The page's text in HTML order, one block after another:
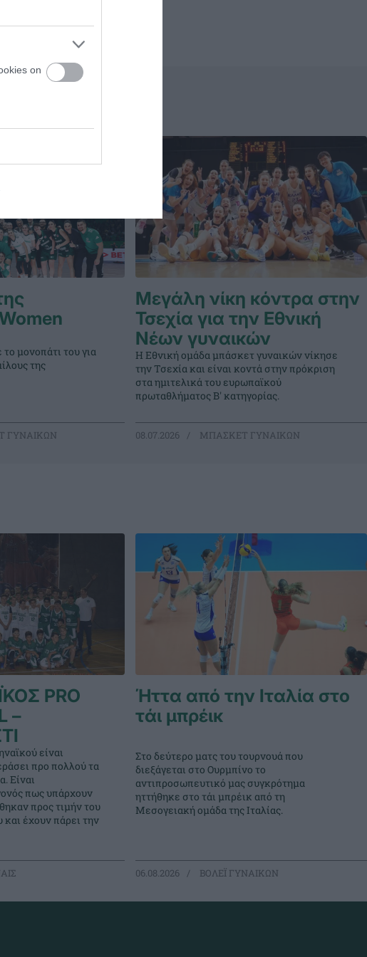
on
μονοπάτι του για
της
ΓΥΝΑΙΚΩΝ
Μεγάλη νίκη κόντρα στην
Τσεχία για την Εθνική
Νέων γυναικών
Η Εθνική ομάδα μπάσκετ γυναικών νίκησε
την Τσεχία και είναι κοντά στην πρόκριση
στα ημιτελικά του ευρωπαϊκού
πρωταθλήματος Β' κατηγορίας.
08.07.2026 ΜΠΑΣΚΕΤ ΓΥΝΑΙΚΩΝ
PRO
–
είναι
προ πολλού τα
Είναι
πως υπάρχουν
προς τιμήν του
έχουν πάρει την
Ήττα από την Ιταλία στο
τάι μπρέικ
Στο δεύτερο ματς του τουρνουά που
διεξάγεται στο Ουρμπίνο το
αντιπροσωπευτικό μας συγκρότημα
ηττήθηκε στο τάι μπρέικ από τη
Μεσογειακή ομάδα της Ιταλίας.
06.08.2026 ΒΟΛΕΪ ΓΥΝΑΙΚΩΝ